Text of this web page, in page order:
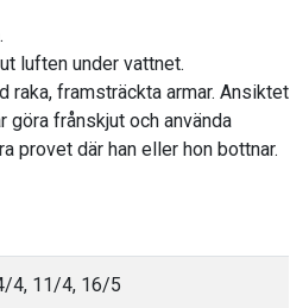
luften under vattnet.
raka, framsträckta armar. Ansiktet
göra frånskjut och använda
provet där han eller hon bottnar.
4, 11/4, 16/5